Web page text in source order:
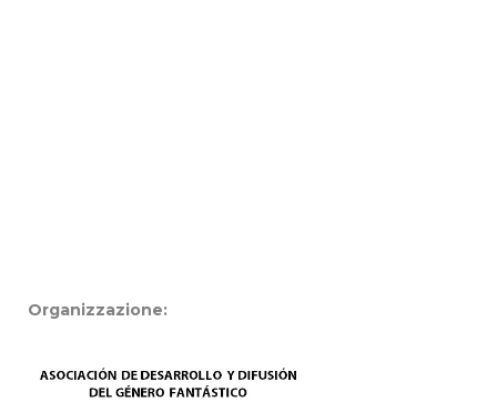
Organizzazione: